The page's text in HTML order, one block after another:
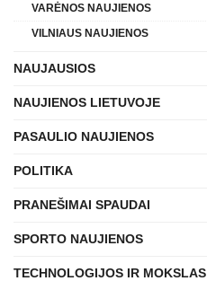
VARĖNOS NAUJIENOS
VILNIAUS NAUJIENOS
NAUJAUSIOS
NAUJIENOS LIETUVOJE
PASAULIO NAUJIENOS
POLITIKA
PRANEŠIMAI SPAUDAI
SPORTO NAUJIENOS
TECHNOLOGIJOS IR MOKSLAS